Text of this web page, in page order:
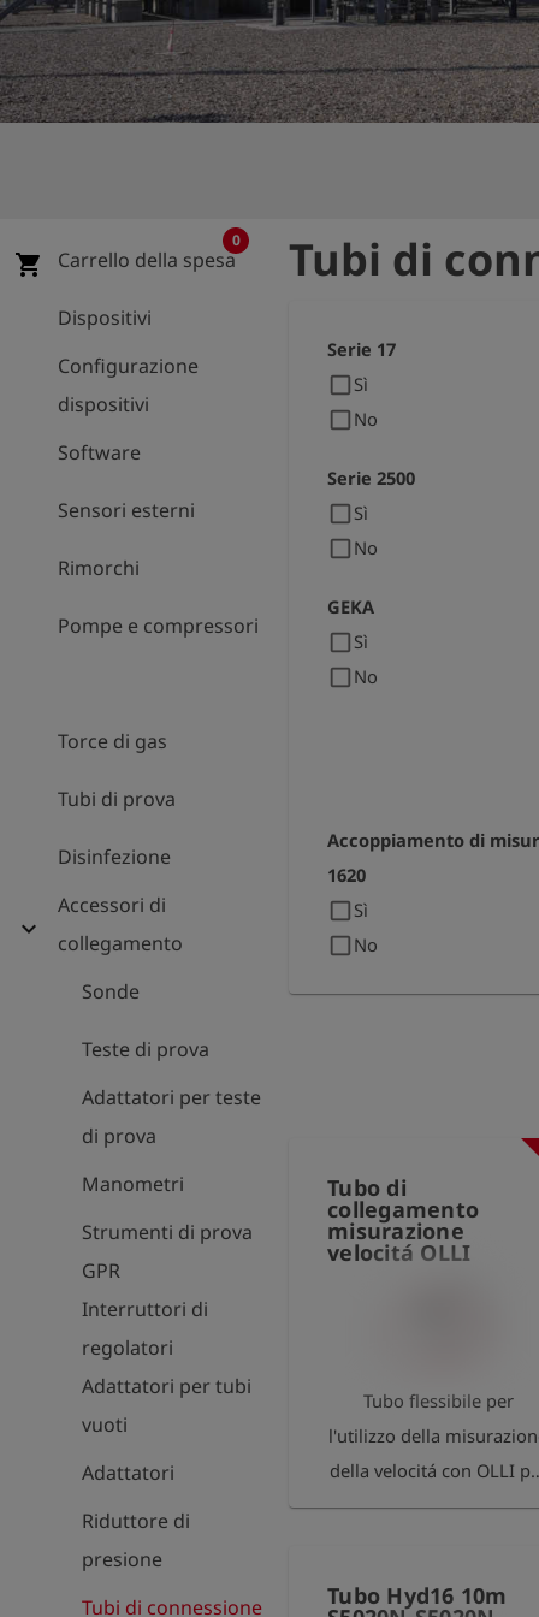
shopping_cart Carrello della spesa
0
Dispositivi
Configurazione
dispositivi
Software
Sensori esterni
Rimorchi
Pompe e compressori
Torce di gas
Tubi di prova
Disinfezione
expand_more
Accessori di
collegamento
Sonde
Teste di prova
Adattatori per teste
di prova
Manometri
Strumenti di prova
GPR
Interruttori di
regolatori
Adattatori per tubi
vuoti
Adattatori
Riduttore di
presione
Tubi di connessione
Tubi di
Serie 17
check_box_outline_blank Sì
check_box_outline_blank No
Serie 2500
check_box_outline_blank Sì
check_box_outline_blank No
GEKA
check_box_outline_blank Sì
check_box_outline_blank No
Accoppiamento di
1620
check_box_outline_blank Sì
check_box_outline_blank No
Tubo di
collegamento
misurazione
velocitá OLLI
Tubo flessibile per
l'utilizzo della
della velocitá con OLLI
la torcia portatile per
singolo collegamento del
Tubo Hyd16 10m